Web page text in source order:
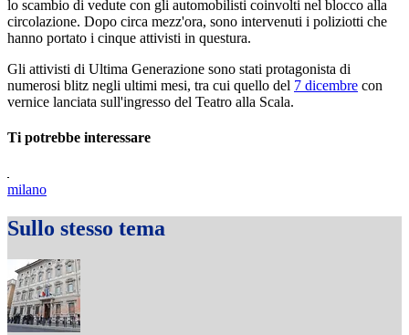
lo scambio di vedute con gli automobilisti coinvolti nel blocco alla
circolazione. Dopo circa mezz'ora, sono intervenuti i poliziotti che
hanno portato i cinque attivisti in questura.
Gli attivisti di Ultima Generazione sono stati protagonista di
numerosi blitz negli ultimi mesi, tra cui quello del 7 dicembre con
vernice lanciata sull'ingresso del Teatro alla Scala.
Ti potrebbe interessare
milano
Sullo stesso tema